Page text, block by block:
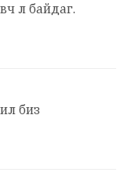
л байдаг.
биз